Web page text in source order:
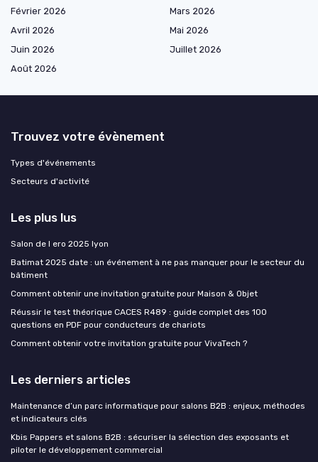
Février 2026
Mars 2026
Avril 2026
Mai 2026
Juin 2026
Juillet 2026
Août 2026
Trouvez votre évènement
Types d'événements
Secteurs d'activité
Les plus lus
Salon de l ero 2025 lyon
Batimat 2025 date : un événement à ne pas manquer pour le secteur du
bâtiment
Comment obtenir une invitation gratuite pour Maison & Objet
Réussir le test théorique CACES R489 : guide complet des 100
questions en PDF pour conducteurs de chariots
Comment obtenir votre invitation gratuite pour VivaTech ?
Les derniers articles
Maintenance d’un parc informatique pour salons B2B : enjeux, méthodes
et indicateurs clés
Kbis Pappers et salons B2B : sécuriser la sélection des exposants et
piloter le développement commercial